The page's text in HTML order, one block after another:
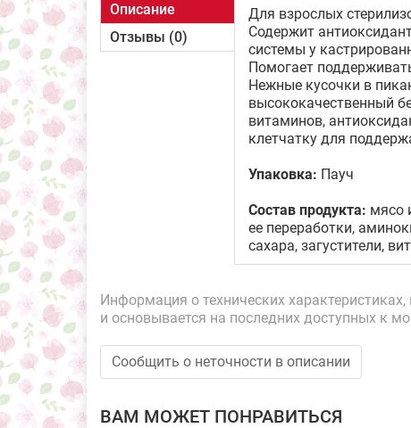
Описание
Отзывы (0)
Для взрослых
Содержит
системы у
Помогает
Нежные кусочки в
высококачественный
витаминов,
клетчатку для
Упаковка: Пауч
Состав продукта: мясо
ее переработки,
сахара, загустители,
Информация о технических
и основывается на последних доступных к
Сообщить о неточности в описании
ВАМ МОЖЕТ ПОНРАВИТЬСЯ